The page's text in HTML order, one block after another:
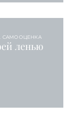
САМООЦЕНКА
ленью